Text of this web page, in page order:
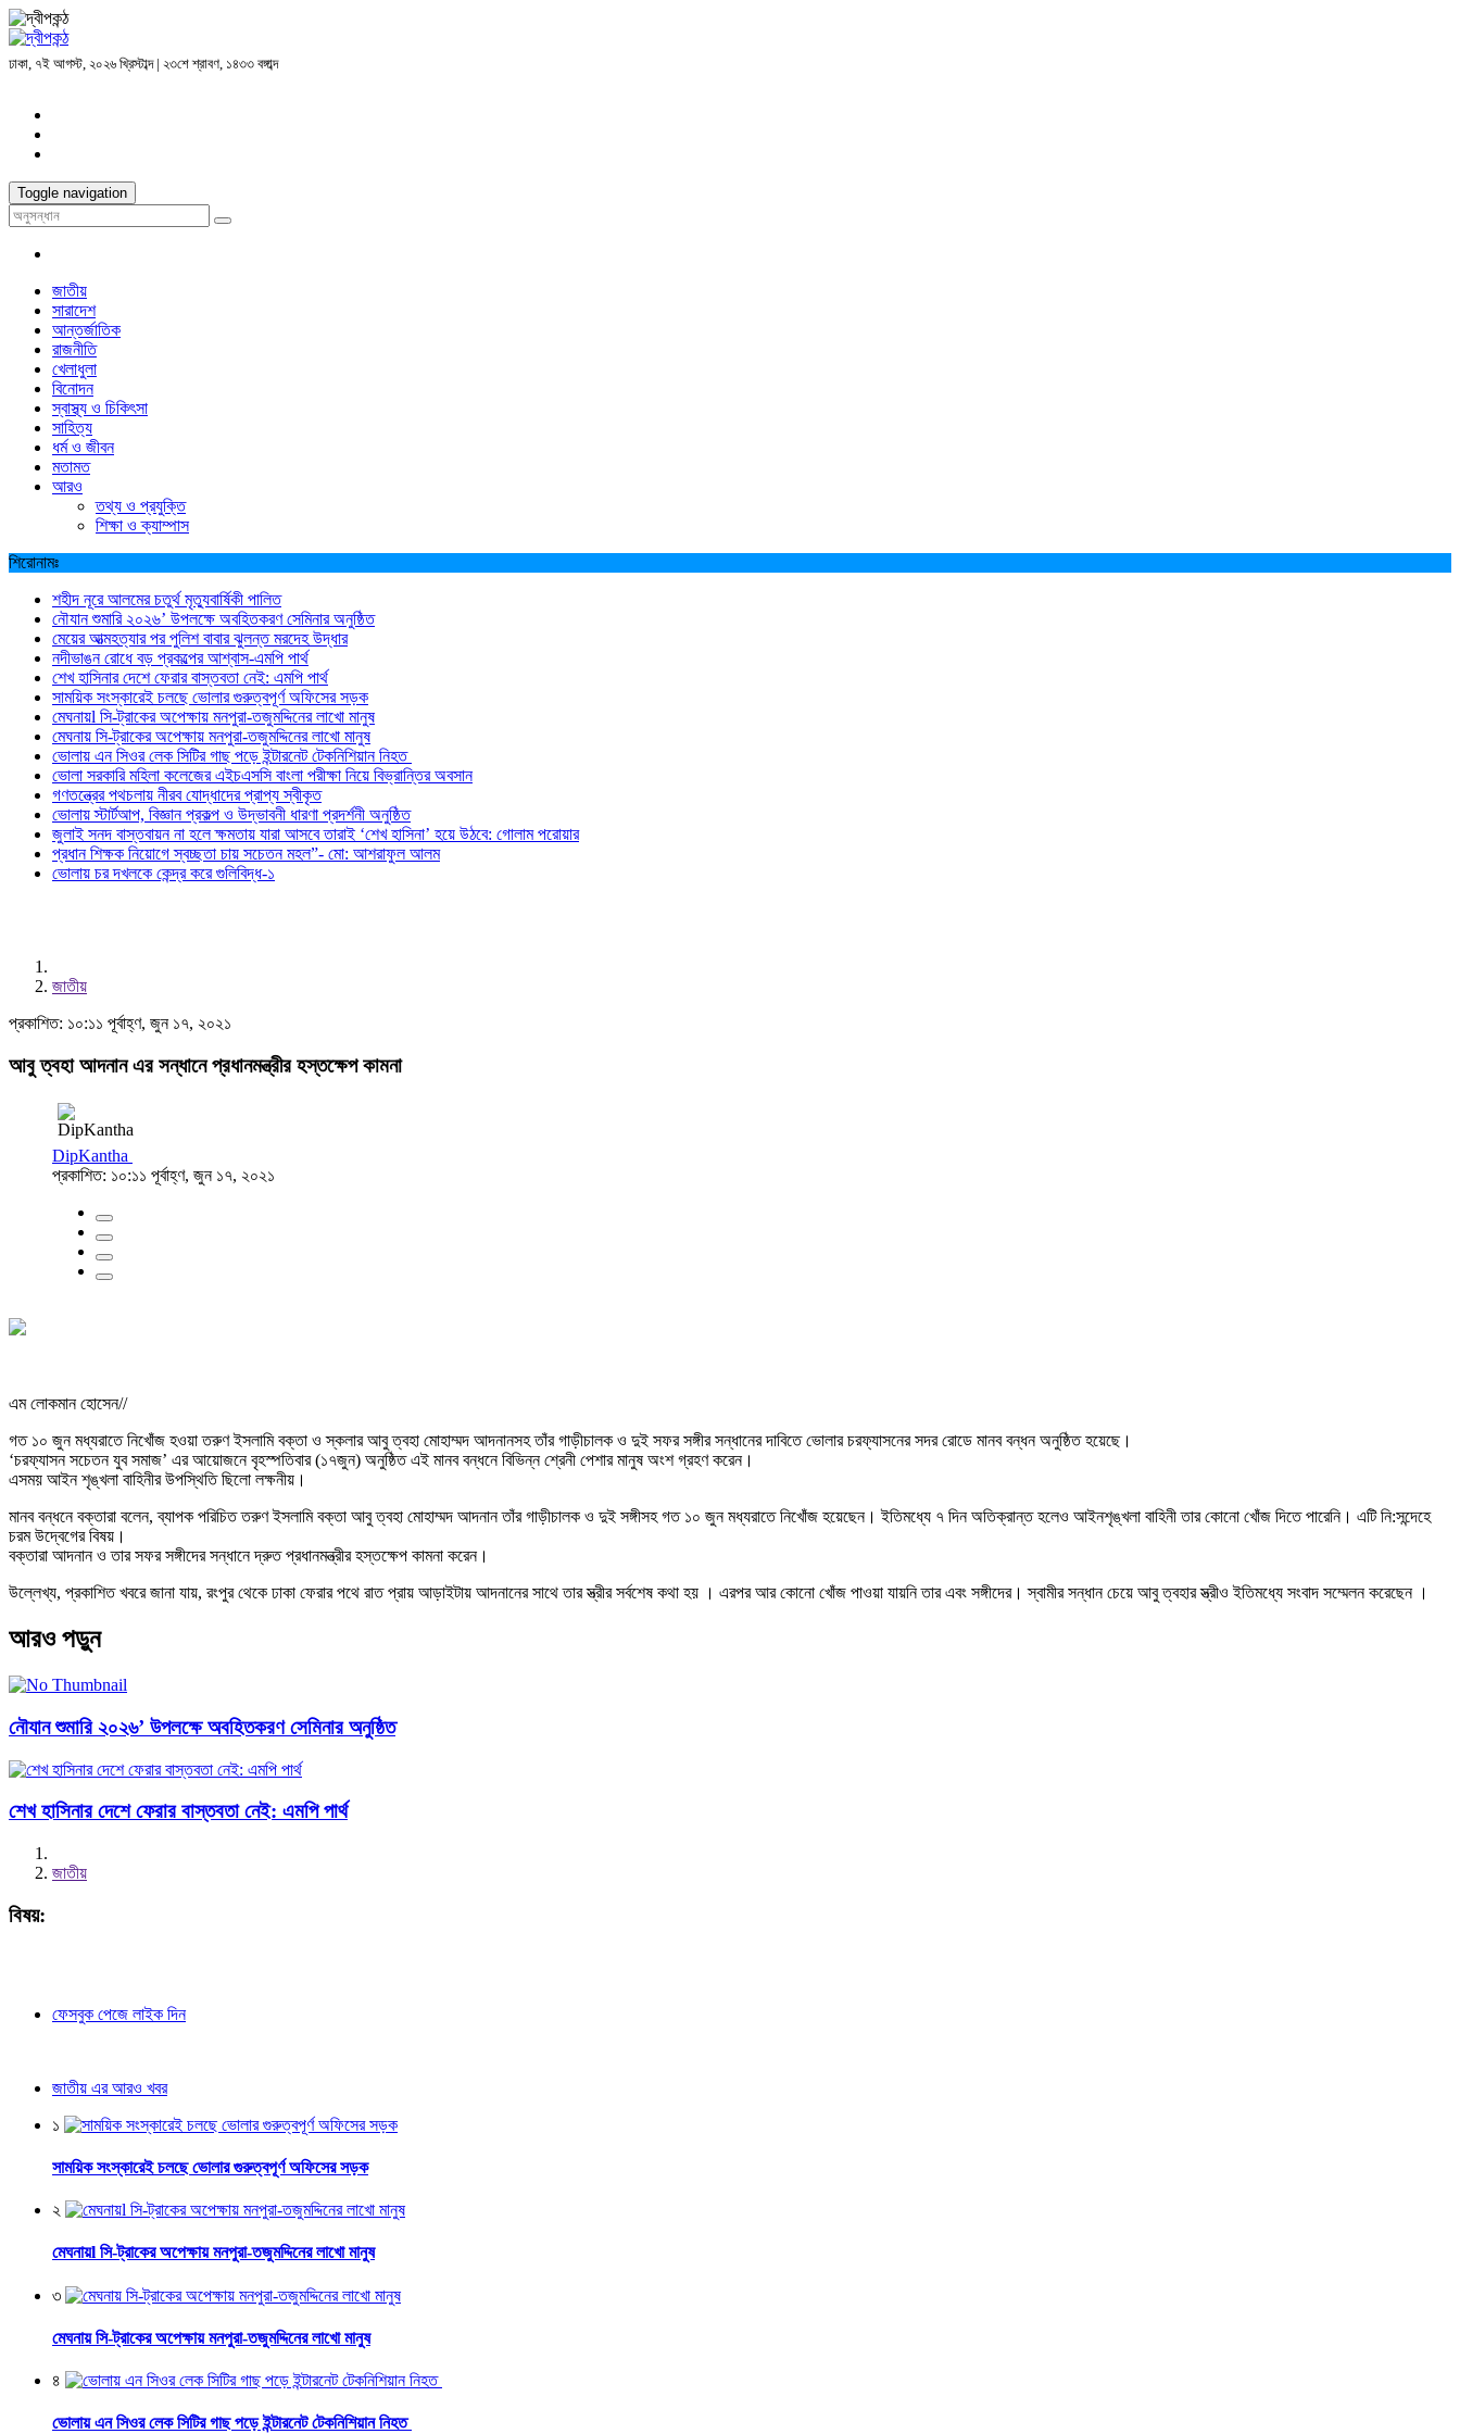
ঢাকা, ৭ই আগস্ট, ২০২৬ খ্রিস্টাব্দ | ২৩শে শ্রাবণ, ১৪৩৩ বঙ্গাব্দ
Toggle navigation
জাতীয়
সারাদেশ
আন্তর্জাতিক
রাজনীতি
খেলাধুলা
বিনোদন
স্বাস্থ্য ও চিকিৎসা
সাহিত্য
ধর্ম ও জীবন
মতামত
আরও
তথ্য ও প্রযুক্তি
শিক্ষা ও ক্যাম্পাস
শিরোনামঃ
শহীদ নূরে আলমের চতুর্থ মৃত্যুবার্ষিকী পালিত
নৌযান শুমারি ২০২৬’ উপলক্ষে অবহিতকরণ সেমিনার অনুষ্ঠিত
মেয়ের আত্মহত্যার পর পুলিশ বাবার ঝুলন্ত মরদেহ উদ্ধার
নদীভাঙন রোধে বড় প্রকল্পের আশ্বাস-এমপি পার্থ
শেখ হাসিনার দেশে ফেরার বাস্তবতা নেই: এমপি পার্থ
সাময়িক সংস্কারেই চলছে ভোলার গুরুত্বপূর্ণ অফিসের সড়ক
মেঘনায়l সি-ট্রাকের অপেক্ষায় মনপুরা-তজুমদ্দিনের লাখো মানুষ
মেঘনায় সি-ট্রাকের অপেক্ষায় মনপুরা-তজুমদ্দিনের লাখো মানুষ
ভোলায় এন সিওর লেক সিটির গাছ পড়ে ইন্টারনেট টেকনিশিয়ান নিহত
ভোলা সরকারি মহিলা কলেজের এইচএসসি বাংলা পরীক্ষা নিয়ে বিভ্রান্তির অবসান
গণতন্ত্রের পথচলায় নীরব যোদ্ধাদের প্রাপ্য স্বীকৃত
ভোলায় স্টার্টআপ, বিজ্ঞান প্রকল্প ও উদ্ভাবনী ধারণা প্রদর্শনী অনুষ্ঠিত
জুলাই সনদ বাস্তবায়ন না হলে ক্ষমতায় যারা আসবে তারাই ‘শেখ হাসিনা’ হয়ে উঠবে: গোলাম পরোয়ার
প্রধান শিক্ষক নিয়োগে স্বচ্ছতা চায় সচেতন মহল”- মো: আশরাফুল আলম
ভোলায় চর দখলকে কেন্দ্র করে গুলিবিদ্ধ-১
জাতীয়
প্রকাশিত: ১০:১১ পূর্বাহ্ণ, জুন ১৭, ২০২১
আবু ত্বহা আদনান এর সন্ধানে প্রধানমন্ত্রীর হস্তক্ষেপ কামনা
DipKantha
প্রকাশিত: ১০:১১ পূর্বাহ্ণ, জুন ১৭, ২০২১
এম লোকমান হোসেন//
গত ১০ জুন মধ্যরাতে নিখোঁজ হওয়া তরুণ ইসলামি বক্তা ও স্কলার আবু ত্বহা মোহাম্মদ আদনানসহ তাঁর গাড়ীচালক ও দুই সফর সঙ্গীর সন্ধানের দাবিতে ভোলার চরফ্যাসনের সদর রোডে মানব বন্ধন অনুষ্ঠিত হয়েছে।
‘চরফ্যাসন সচেতন যুব সমাজ’ এর আয়োজনে বৃহস্পতিবার (১৭জুন) অনুষ্ঠিত এই মানব বন্ধনে বিভিন্ন শ্রেনী পেশার মানুষ অংশ গ্রহণ করেন।
এসময় আইন শৃঙ্খলা বাহিনীর উপস্থিতি ছিলো লক্ষনীয়।
মানব বন্ধনে বক্তারা বলেন, ব্যাপক পরিচিত তরুণ ইসলামি বক্তা আবু ত্বহা মোহাম্মদ আদনান তাঁর গাড়ীচালক ও দুই সঙ্গীসহ গত ১০ জুন মধ্যরাতে নিখোঁজ হয়েছেন। ইতিমধ্যে ৭ দিন অতিক্রান্ত হলেও আইনশৃঙ্খলা বাহিনী তার কোনো খোঁজ দিতে পারেনি। এটি নি:সন্দেহে
চরম উদ্বেগের বিষয়।
বক্তারা আদনান ও তার সফর সঙ্গীদের সন্ধানে দ্রুত প্রধানমন্ত্রীর হস্তক্ষেপ কামনা করেন।
উল্লেখ্য, প্রকাশিত খবরে জানা যায়, রংপুর থেকে ঢাকা ফেরার পথে রাত প্রায় আড়াইটায় আদনানের সাথে তার স্ত্রীর সর্বশেষ কথা হয় । এরপর আর কোনো খোঁজ পাওয়া যায়নি তার এবং সঙ্গীদের। স্বামীর সন্ধান চেয়ে আবু ত্বহার স্ত্রীও ইতিমধ্যে সংবাদ সম্মেলন করেছেন ।
আরও পড়ুন
নৌযান শুমারি ২০২৬’ উপলক্ষে অবহিতকরণ সেমিনার অনুষ্ঠিত
শেখ হাসিনার দেশে ফেরার বাস্তবতা নেই: এমপি পার্থ
জাতীয়
বিষয়:
ফেসবুক পেজে লাইক দিন
জাতীয় এর আরও খবর
১
সাময়িক সংস্কারেই চলছে ভোলার গুরুত্বপূর্ণ অফিসের সড়ক
২
মেঘনায়l সি-ট্রাকের অপেক্ষায় মনপুরা-তজুমদ্দিনের লাখো মানুষ
৩
মেঘনায় সি-ট্রাকের অপেক্ষায় মনপুরা-তজুমদ্দিনের লাখো মানুষ
৪
ভোলায় এন সিওর লেক সিটির গাছ পড়ে ইন্টারনেট টেকনিশিয়ান নিহত